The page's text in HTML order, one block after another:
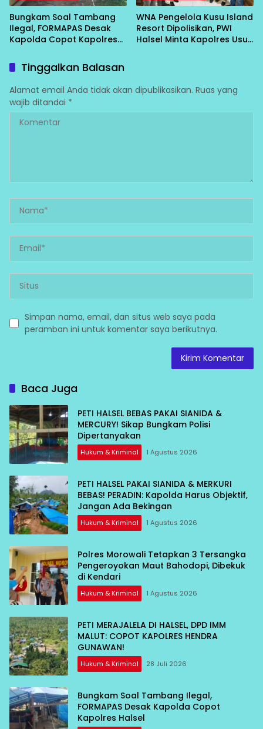
Bungkam Soal Tambang
Ilegal, FORMAPAS Desak
Kapolda Copot Kapolres
WNA Pengelola Kusu Island
Resort Dipolisikan, PWI
Halsel Minta Kapolres Usut
Tinggalkan Balasan
Alamat email Anda tidak akan dipublikasikan. Ruas yang
wajib ditandai *
Simpan nama, email, dan situs web saya pada
peramban ini untuk komentar saya berikutnya.
Baca Juga
PETI HALSEL BEBAS PAKAI SIANIDA &
MERCURY! Sikap Bungkam Polisi
Dipertanyakan
Hukum & Kriminal 1 Agustus 2026
PETI HALSEL PAKAI SIANIDA & MERKURI
BEBAS! PERADIN: Kapolda Harus Objektif,
Jangan Ada Bekingan
Hukum & Kriminal 1 Agustus 2026
Polres Morowali Tetapkan 3 Tersangka
Pengeroyokan Maut Bahodopi, Dibekuk
di Kendari
Hukum & Kriminal 1 Agustus 2026
PETI MERAJALELA DI HALSEL, DPD IMM
MALUT: COPOT KAPOLRES HENDRA
GUNAWAN!
Hukum & Kriminal 28 Juli 2026
Bungkam Soal Tambang Ilegal,
FORMAPAS Desak Kapolda Copot
Kapolres Halsel